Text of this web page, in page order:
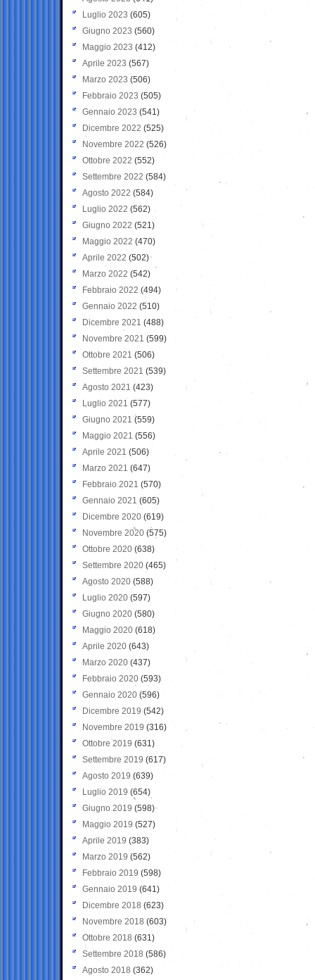
Luglio 2023 (605)
Giugno 2023 (560)
Maggio 2023 (412)
Aprile 2023 (567)
Marzo 2023 (506)
Febbraio 2023 (505)
Gennaio 2023 (541)
Dicembre 2022 (525)
Novembre 2022 (526)
Ottobre 2022 (552)
Settembre 2022 (584)
Agosto 2022 (584)
Luglio 2022 (562)
Giugno 2022 (521)
Maggio 2022 (470)
Aprile 2022 (502)
Marzo 2022 (542)
Febbraio 2022 (494)
Gennaio 2022 (510)
Dicembre 2021 (488)
Novembre 2021 (599)
Ottobre 2021 (506)
Settembre 2021 (539)
Agosto 2021 (423)
Luglio 2021 (577)
Giugno 2021(559)
Maggio 2021 (556)
Aprile 2021 (506)
Marzo 2021 (647)
Febbraio 2021 (570)
Gennaio 2021 (605)
Dicembre 2020 (619)
Novembre 2020 (575)
Ottobre 2020 (638)
Settembre 2020(465)
Agosto 2020 (588)
Luglio 2020 (597)
Giugno 2020 (580)
Maggio 2020 (618)
Aprile 2020 (643)
Marzo 2020 (437)
Febbraio 2020 (593)
Gennaio 2020 (596)
Dicembre 2019 (542)
Novembre 2019 (316)
Ottobre 2019 (631)
Settembre 2019 (617)
Agosto 2019 (639)
Luglio 2019 (654)
Giugno 2019 (598)
Maggio 2019 (527)
Aprile 2019 (383)
Marzo 2019 (562)
Febbraio 2019 (598)
Gennaio 2019 (641)
Dicembre 2018 (623)
Novembre 2018 (603)
Ottobre 2018 (631)
Settembre 2018 (586)
Agosto 2018 (362)